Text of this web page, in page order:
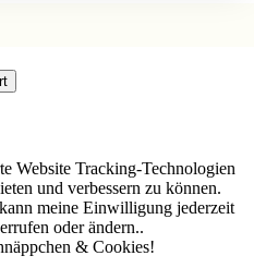
Website Tracking-Technologien
und verbessern zu können.
meine Einwilligung jederzeit
oder ändern..
& Cookies!